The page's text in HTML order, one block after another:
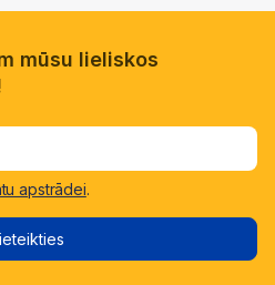
mūsu lieliskos
apstrādei.